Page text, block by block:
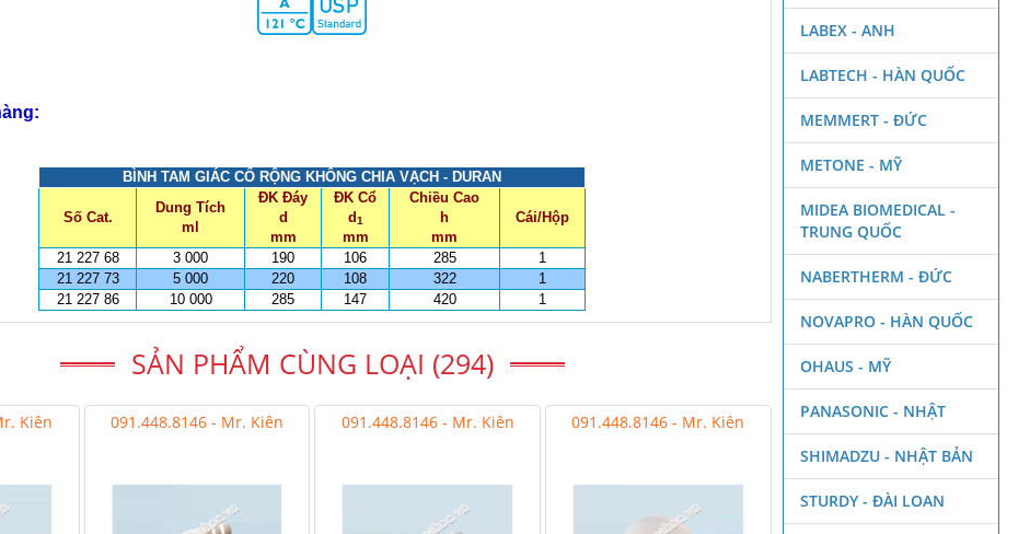
BÌNH TAM GIÁC CỔ RỘNG KHÔNG CHIA VẠCH - DURAN
Số Cat.
Dung Tích
ml
ĐK Đáy
d
mm
ĐK Cổ
d1
mm
Chiều Cao
h
mm
Cái/Hộp
21 227 68 3 000 190 106 285
1
21 227 73
5 000 220 108 322
1
21 227 86
10 000 285 147 420 1
SẢN PHẨM CÙNG LOẠI (294)
Kiên 091.448.8146 - Mr. Kiên 091.448.8146 - Mr. Kiên 091.448.8146 - Mr. Kiên
LABEX - ANH
LABTECH - HÀN QUỐC
MEMMERT - ĐỨC
METONE - MỸ
MIDEA BIOMEDICAL -
TRUNG QUỐC
NABERTHERM - ĐỨC
NOVAPRO - HÀN QUỐC
OHAUS - MỸ
PANASONIC - NHẬT
SHIMADZU - NHẬT BẢN
STURDY - ĐÀI LOAN